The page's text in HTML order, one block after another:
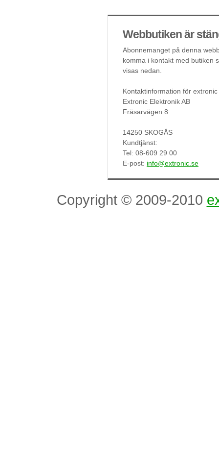
Webbutiken är
Abonnemanget på denna
komma i kontakt med butiken
visas nedan.
Kontaktinformation för extronic
Extronic Elektronik AB
Fräsarvägen 8
14250 SKOGÅS
Kundtjänst:
Tel: 08-609 29 00
E-post: info@extronic.se
Copyright © 2009-2010